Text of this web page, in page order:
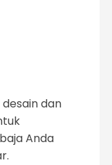
dan
Anda